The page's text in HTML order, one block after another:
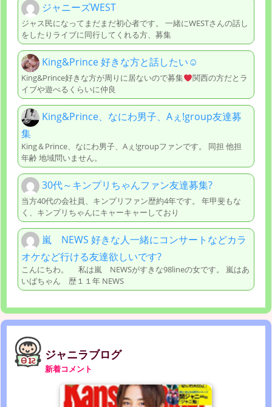
ジャニーズWEST
ジャス民になってまだまだ初心者です。 一緒にWESTさんの話し
をしたりライブに同行してくれる方、募集
King&Prince 好きな方と話したい☺
King&Prince好きな方が周りに居ないので募集
関西の方だとラ
イブや遊べるくらいに仲良
King&Prince、なにわ男子、Aぇ!group友達募
集
King＆Prince、なにわ男子、Aぇ!groupファンです。 同担 他担
年齢 地域問いません。
30代～キンプリちゃんファン友達募集?
当方40代の会社員、キンプリファン歴約4年です。 年甲斐もな
く、キンプリちゃんにキャーキャーしており
嵐 NEWS 好きな人一緒にコンサートなどカラ
オケなど行ける友達欲しいです?
こんにちわ。 私は嵐 NEWSがすきな98lineの女です。 嵐はあ
いばちゃん 歴１１年 NEWS
ジャニラブログ
新着コメント